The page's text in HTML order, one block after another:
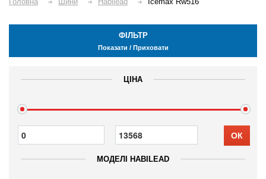
ФІЛЬТР
Показати / Приховати
ЦІНА
ОК
МОДЕЛІ HABILEAD